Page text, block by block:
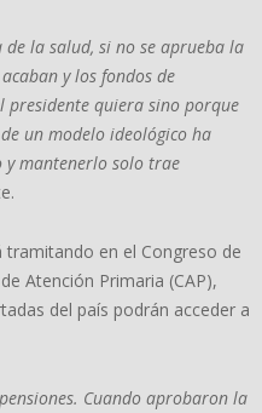
la salud, si no se aprueba la
y los fondos de
presidente quiera sino porque
un modelo ideológico ha
y mantenerlo solo trae
en el Congreso de
Atención Primaria (CAP),
del país podrán acceder a
Cuando aprobaron la